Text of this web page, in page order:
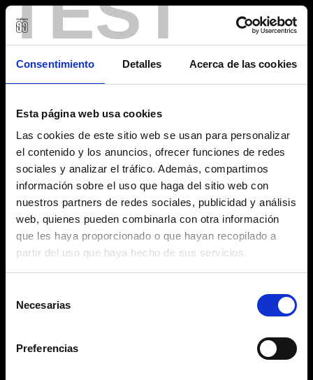
Consentimiento Detalles Acerca de las cookies
Esta página web usa cookies
Las cookies de este sitio web se usan para personalizar
el contenido y los anuncios, ofrecer funciones de redes
sociales y analizar el tráfico. Además, compartimos
información sobre el uso que haga del sitio web con
nuestros partners de redes sociales, publicidad y análisis
web, quienes pueden combinarla con otra información
que les haya proporcionado o que hayan recopilado a
partir del uso que haya hecho de sus servicios.
Necesarias
Preferencias